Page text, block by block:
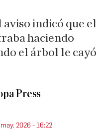
aviso indicó que el
haciendo
el árbol le cayó
Press
2026 - 16:22